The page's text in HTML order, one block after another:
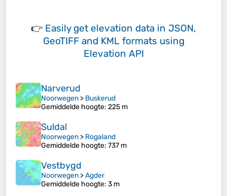
👉 Easily get elevation data in JSON,
GeoTIFF and KML formats using
Elevation API
Narverud
Noorwegen > Buskerud
Gemiddelde hoogte: 225 m
Suldal
Noorwegen > Rogaland
Gemiddelde hoogte: 737 m
Vestbygd
Noorwegen >Agder
Gemiddelde hoogte: 3 m